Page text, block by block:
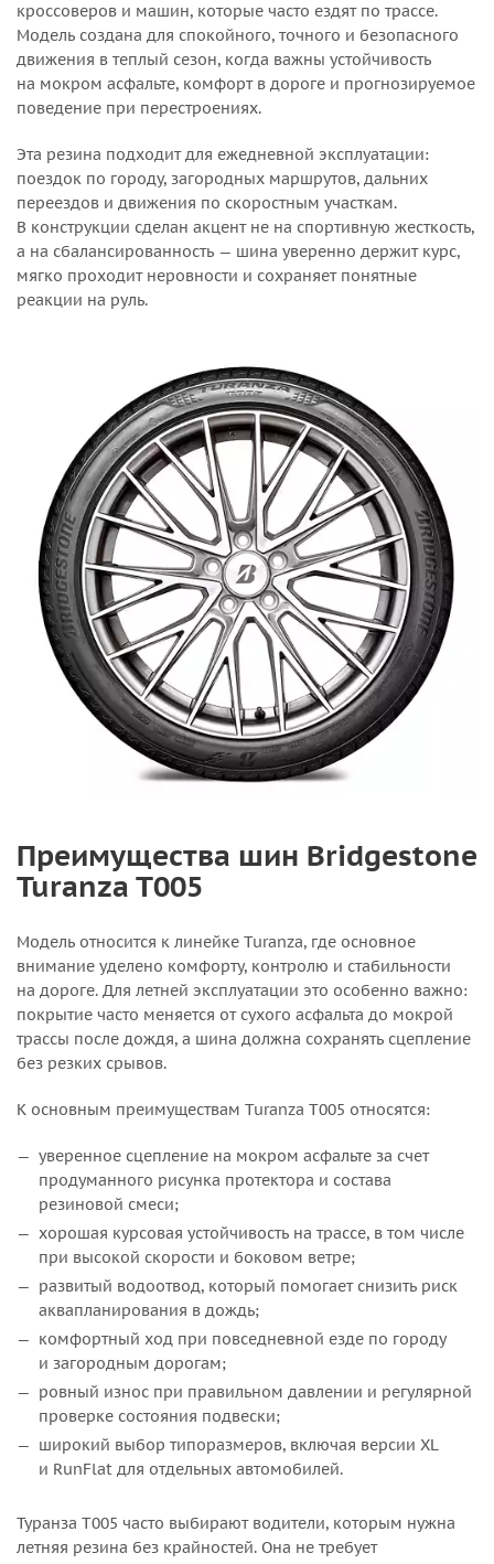
кроссоверов и машин, которые часто ездят по трассе.
Модель создана для спокойного, точного и безопасного
движения в теплый сезон, когда важны устойчивость
на мокром асфальте, комфорт в дороге и прогнозируемое
поведение при перестроениях.
Эта резина подходит для ежедневной эксплуатации:
поездок по городу, загородных маршрутов, дальних
переездов и движения по скоростным участкам.
В конструкции сделан акцент не на спортивную жесткость,
а на сбалансированность — шина уверенно держит курс,
мягко проходит неровности и сохраняет понятные
реакции на руль.
Преимущества шин Bridgestone
Turanza T005
Модель относится к линейке Turanza, где основное
внимание уделено комфорту, контролю и стабильности
на дороге. Для летней эксплуатации это особенно важно:
покрытие часто меняется от сухого асфальта до мокрой
трассы после дождя, а шина должна сохранять сцепление
без резких срывов.
К основным преимуществам Turanza T005 относятся:
уверенное сцепление на мокром асфальте за счет
продуманного рисунка протектора и состава
резиновой смеси;
хорошая курсовая устойчивость на трассе, в том числе
при высокой скорости и боковом ветре;
развитый водоотвод, который помогает снизить риск
аквапланирования в дождь;
комфортный ход при повседневной езде по городу
и загородным дорогам;
ровный износ при правильном давлении и регулярной
проверке состояния подвески;
широкий выбор типоразмеров, включая версии XL
и RunFlat для отдельных автомобилей.
Туранза Т005 часто выбирают водители, которым нужна
летняя резина без крайностей. Она не требует